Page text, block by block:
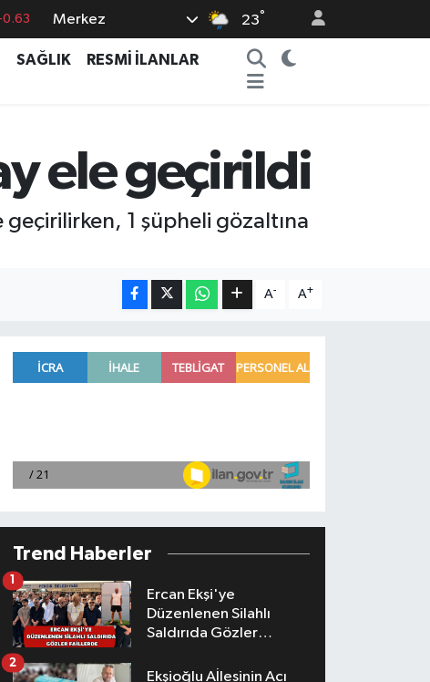
0.63
%70
Merkez 23°
SAĞLIK
RESMİ İLANLAR
ele geçirildi
1 şüpheli gözaltına
A- A+
Trend Haberler
Ercan Ekşi'ye
Düzenlenen Silahlı
Saldırıda Gözler
1
Ekşioğlu Aİlesinin Acı
2